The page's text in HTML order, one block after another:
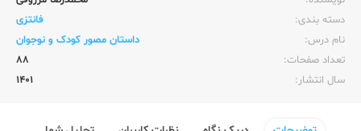
دسته بندی:
فانتزی
نام درس:
داستان مصور کودک و نوجوان
تعداد صفحات:‌
88
سال انتشار:‌
1401